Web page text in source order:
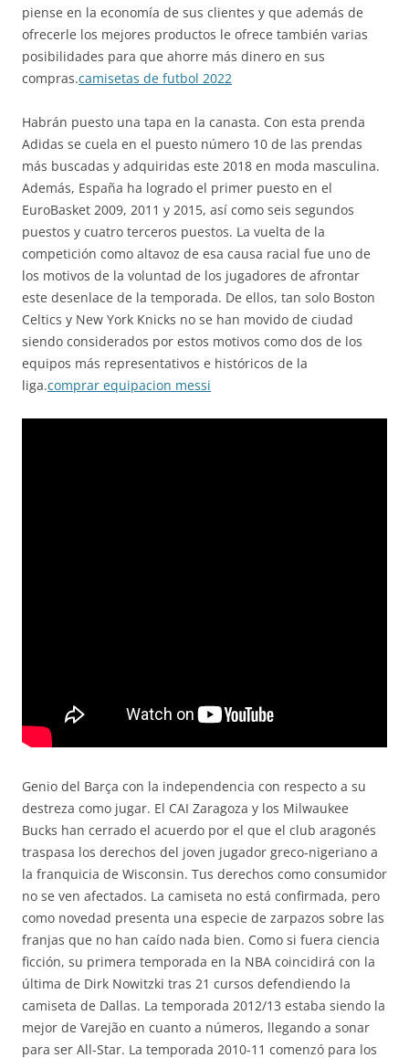
piense en la economía de sus clientes y que además de
ofrecerle los mejores productos le ofrece también varias
posibilidades para que ahorre más dinero en sus
compras.camisetas de futbol 2022
Habrán puesto una tapa en la canasta. Con esta prenda
Adidas se cuela en el puesto número 10 de las prendas
más buscadas y adquiridas este 2018 en moda masculina.
Además, España ha logrado el primer puesto en el
EuroBasket 2009, 2011 y 2015, así como seis segundos
puestos y cuatro terceros puestos. La vuelta de la
competición como altavoz de esa causa racial fue uno de
los motivos de la voluntad de los jugadores de afrontar
este desenlace de la temporada. De ellos, tan solo Boston
Celtics y New York Knicks no se han movido de ciudad
siendo considerados por estos motivos como dos de los
equipos más representativos e históricos de la
liga.comprar equipacion messi
Genio del Barça con la independencia con respecto a su
destreza como jugar. El CAI Zaragoza y los Milwaukee
Bucks han cerrado el acuerdo por el que el club aragonés
traspasa los derechos del joven jugador greco-nigeriano a
la franquicia de Wisconsin. Tus derechos como consumidor
no se ven afectados. La camiseta no está confirmada, pero
como novedad presenta una especie de zarpazos sobre las
franjas que no han caído nada bien. Como si fuera ciencia
ficción, su primera temporada en la NBA coincidirá con la
última de Dirk Nowitzki tras 21 cursos defendiendo la
camiseta de Dallas. La temporada 2012/13 estaba siendo la
mejor de Varejão en cuanto a números, llegando a sonar
para ser All-Star. La temporada 2010-11 comenzó para los